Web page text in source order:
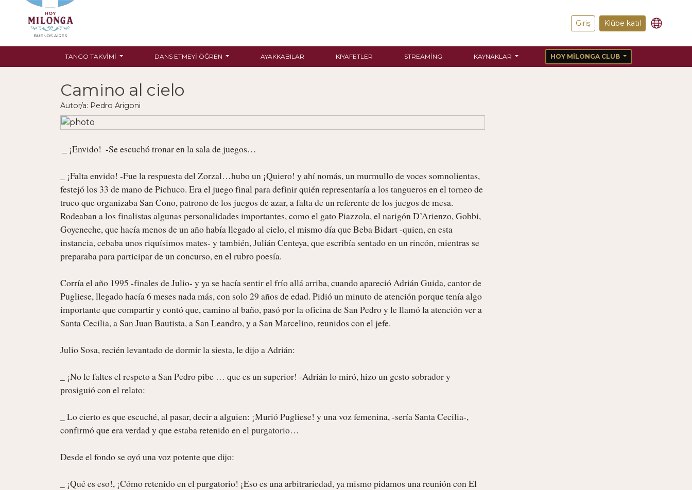
BUENOS AIRES
Giriş Klübe katıl
TANGO TAKVIMI DANS ETMEYI ÖĞREN AYAKKABILAR KIYAFETLER STREAMING KAYNAKLAR HOY MILONGA CLUB
Camino al cielo
Autor/a: Pedro Arigoni
_ ¡Falta envido! -Fue la respuesta del Zorzal…hubo un ¡Quiero! y ahí nomás, un murmullo de voces somnolientas,
festejó los 33 de mano de Pichuco. Era el juego final para definir quién representaría a los tangueros en el torneo de
truco que organizaba San Cono, patrono de los juegos de azar, a falta de un referente de los juegos de mesa.
Rodeaban a los finalistas algunas personalidades importantes, como el gato Piazzola, el narigón D’Arienzo, Gobbi,
Goyeneche, que hacía menos de un año había llegado al cielo, el mismo día que Beba Bidart -quien, en esta
instancia, cebaba unos riquísimos mates- y también, Julián Centeya, que escribía sentado en un rincón, mientras se
preparaba para participar de un concurso, en el rubro poesía.
Corría el año 1995 -finales de Julio- y ya se hacía sentir el frío allá arriba, cuando apareció Adrián Guida, cantor de
Pugliese, llegado hacía 6 meses nada más, con solo 29 años de edad. Pidió un minuto de atención porque tenía algo
importante que compartir y contó que, camino al baño, pasó por la oficina de San Pedro y le llamó la atención ver a
Santa Cecilia, a San Juan Bautista, a San Leandro, y a San Marcelino, reunidos con el jefe.
Julio Sosa, recién levantado de dormir la siesta, le dijo a Adrián:
_ ¡No le faltes el respeto a San Pedro pibe … que es un superior! -Adrián lo miró, hizo un gesto sobrador y
prosiguió con el relato:
_ Lo cierto es que escuché, al pasar, decir a alguien: ¡Murió Pugliese! y una voz femenina, -sería Santa Cecilia-,
confirmó que era verdad y que estaba retenido en el purgatorio…
Desde el fondo se oyó una voz potente que dijo:
_ ¡Qué es eso!, ¡Cómo retenido en el purgatorio! ¡Eso es una arbitrariedad, ya mismo pidamos una reunión con El